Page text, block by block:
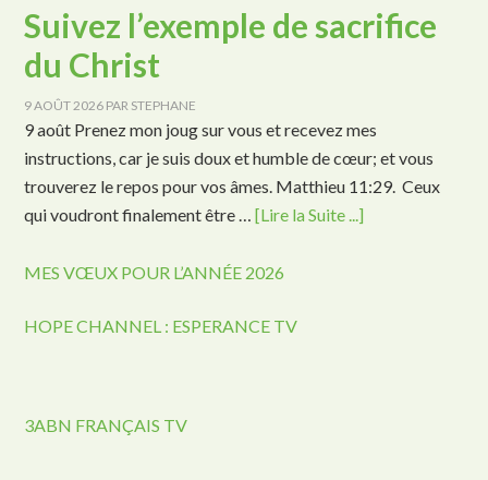
Suivez l’exemple de sacrifice
du Christ
9 AOÛT 2026 PAR STEPHANE
9 août Prenez mon joug sur vous et recevez mes
instructions, car je suis doux et humble de cœur; et vous
trouverez le repos pour vos âmes. Matthieu 11:29. Ceux
qui voudront finalement être …[Lire la Suite ...]
MES VŒUX POUR L’ANNÉE 2026
HOPE CHANNEL : ESPERANCE TV
3ABN FRANÇAIS TV